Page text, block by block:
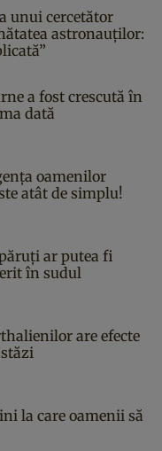
unui cercetător
astronauților:
a fost crescută în
dată
oamenilor
atât de simplu!
ar putea fi
în sudul
are efecte
la care oamenii să